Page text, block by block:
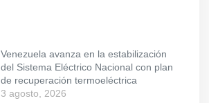
Venezuela avanza en la estabilización
del Sistema Eléctrico Nacional con plan
de recuperación termoeléctrica
3 agosto, 2026